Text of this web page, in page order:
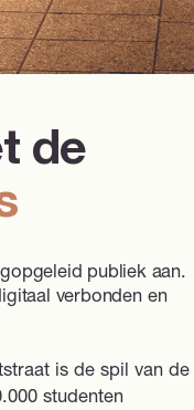
de
publiek aan.
verbonden en
is de spil van de
studenten